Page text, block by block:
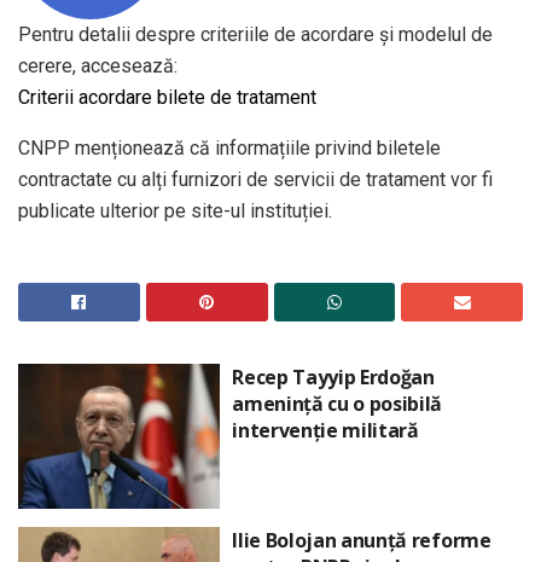
Pentru detalii despre criteriile de acordare și modelul de
cerere, accesează:
Criterii acordare bilete de tratament
CNPP menționează că informațiile privind biletele
contractate cu alți furnizori de servicii de tratament vor fi
publicate ulterior pe site-ul instituției.
Recep Tayyip Erdoğan
amenință cu o posibilă
intervenție militară
Ilie Bolojan anunță reforme